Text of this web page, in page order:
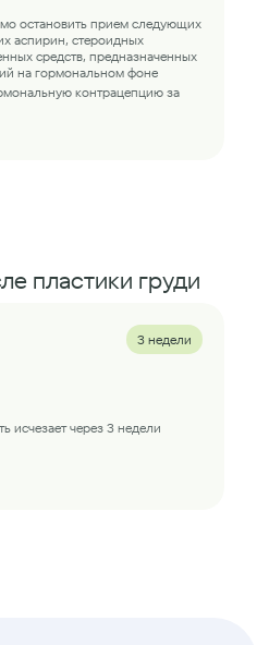
остановить прием следующих
аспирин, стероидных
средств, предназначенных
на гормональном фоне
контрацепцию за
пластики груди
3 недели
исчезает через 3 недели